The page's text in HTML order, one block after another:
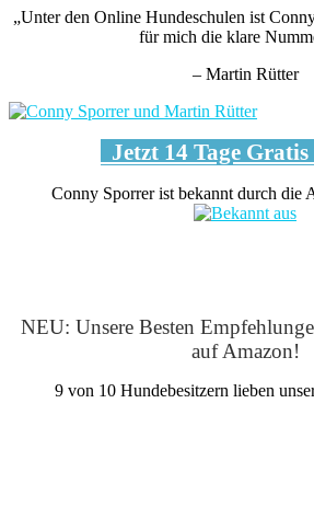
„Unter den Online Hundeschulen ist
für mich die klare
– Martin Rütter
Jetzt 14 Tage Gratis
Conny Sporrer ist bekannt durch die
NEU: Unsere Besten
auf Amazon!
9 von 10 Hundebesitzern lieben